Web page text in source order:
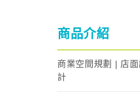
商品介紹
商業空間規劃 | 店面
計